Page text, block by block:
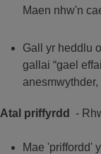
Maen nhw'n
Gall yr heddlu
gallai “gael
Atal priffyrdd -
Mae 'priffordd'